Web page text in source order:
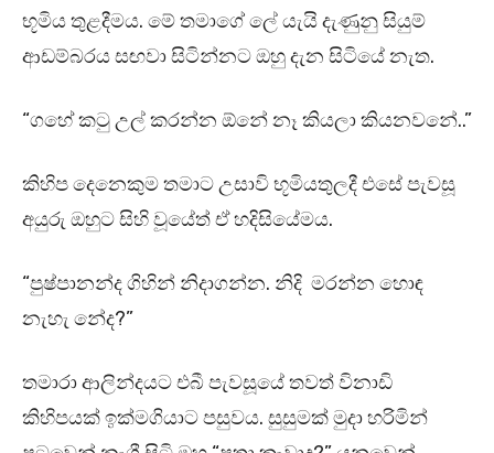
භූමිය තුළදීමය. මේ තමාගේ ලේ යැයි දැණුනු සියුම්
ආඩම්බරය සඟවා සිටින්නට ඔහු දැන සිටියේ නැත.
“ගහේ කටු උල් කරන්න ඕනේ නෑ කියලා කියනවනේ..”
කිහිප දෙනෙකුම තමාට උසාවි භූමියතුලදී එසේ පැවසූ
අයුරු ඔහුට සිහි වූයේත් ඒ හදිසියේමය.
“පුෂ්පානන්ද ගිහින් නිදාගන්න. නිදි මරන්න හොඳ
නැහැ නේද?”
තමාරා ආලින්දයට එබී පැවසූයේ තවත් විනාඩි
කිහිපයක් ඉක්මගියාට පසුවය. සුසුමක් මුදා හරිමින්